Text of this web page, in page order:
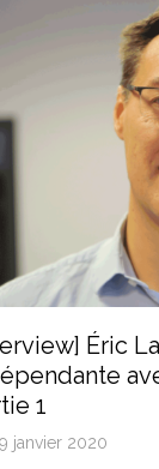
Éric
1
janvier 2020